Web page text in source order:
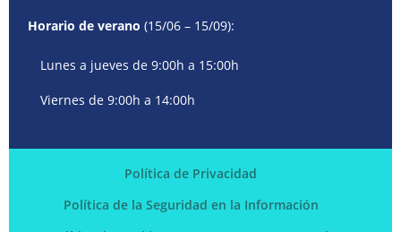
Horario de verano (15/06 – 15/09):
Lunes a jueves de 9:00h a 15:00h
Viernes de 9:00h a 14:00h
Política de Privacidad
Política de la Seguridad en la Información